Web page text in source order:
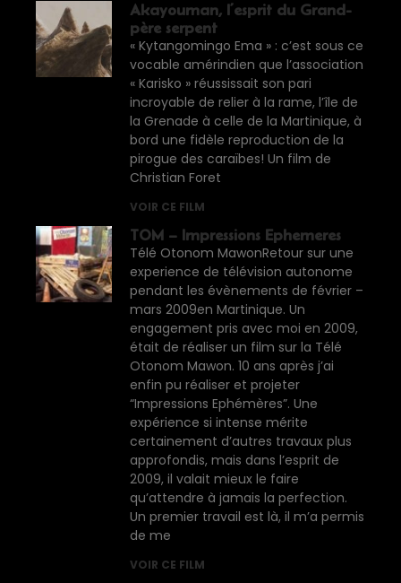
Akayouman, l’esprit du Grand-
père serpent
« Kytangomingo Ema » : c’est sous ce
vocable amérindien que l’association
« Karisko » réussissait son pari
incroyable de relier à la rame, l’île de
la Grenade à celle de la Martinique, à
bord une fidèle reproduction de la
pirogue des caraïbes! Un film de
Christian Foret
VOIR CE FILM
TOM – Impressions Ephemeres
Télé Otonom MawonRetour sur une
experience de télévision autonome
pendant les évènements de février –
mars 2009en Martinique. Un
engagement pris avec moi en 2009,
était de réaliser un film sur la Télé
Otonom Mawon. 10 ans après j’ai
enfin pu réaliser et projeter
“Impressions Ephémères”. Une
expérience si intense mérite
certainement d’autres travaux plus
approfondis, mais dans l’esprit de
2009, il valait mieux le faire
qu’attendre à jamais la perfection.
Un premier travail est là, il m’a permis
de me
VOIR CE FILM